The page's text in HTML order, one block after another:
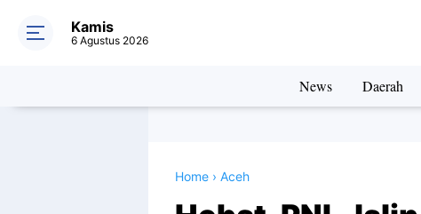
Kamis
6 Agustus 2026
News Daerah
Home › Aceh